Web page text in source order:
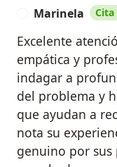
Marinela
Excelente
empática y
indagar a
del problema y
que ayudan a
nota su
genuino por sus